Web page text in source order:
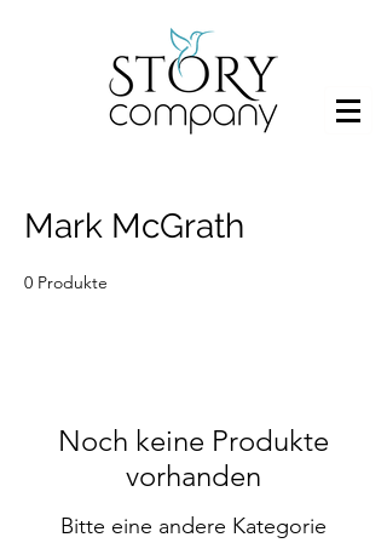
Mark McGrath
0 Produkte
Noch keine Produkte
vorhanden
Bitte eine andere Kategorie